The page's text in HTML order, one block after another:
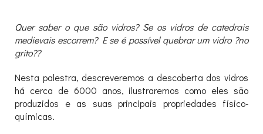
Quer saber o que são vidros? Se os vidros de catedrais
medievais escorrem? E se é possível quebrar um vidro ?no
grito??
Nesta palestra, descreveremos a descoberta dos vidros
há cerca de 6000 anos, ilustraremos como eles são
produzidos e as suas principais propriedades físico-
químicas.